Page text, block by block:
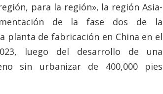
para la región», la región Asia-
de la fase dos de la
planta de fabricación en China en el
luego del desarrollo de una
sin urbanizar de 400,000 pies